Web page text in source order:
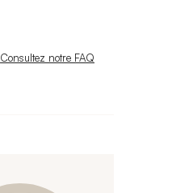
Nouvelle fenêtre
Consultez notre FAQ